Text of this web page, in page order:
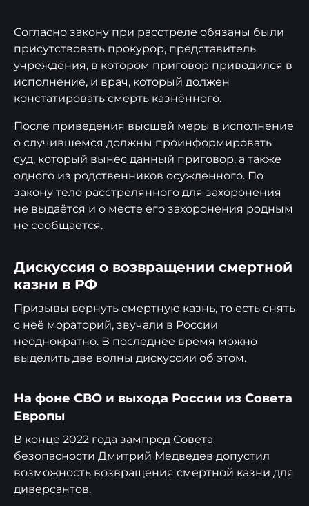
Согласно закону при расстреле обязаны были
присутствовать прокурор, представитель
учреждения, в котором приговор приводился в
исполнение, и врач, который должен
констатировать смерть казнённого.
После приведения высшей меры в исполнение
о случившемся должны проинформировать
суд, который вынес данный приговор, а также
одного из родственников осужденного. По
закону тело расстрелянного для захоронения
не выдаётся и о месте его захоронения родным
не сообщается.
Дискуссия о возвращении смертной
казни в РФ
Призывы вернуть смертную казнь, то есть снять
с неё мораторий, звучали в России
неоднократно. В последнее время можно
выделить две волны дискуссии об этом.
На фоне СВО и выхода России из Совета
Европы
В конце 2022 года зампред Совета
безопасности Дмитрий Медведев допустил
возможность возвращения смертной казни для
диверсантов.